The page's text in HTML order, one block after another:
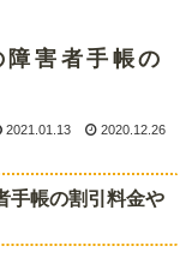
害者手帳の
2021.01.13 2020.12.26
手帳の割引料金や